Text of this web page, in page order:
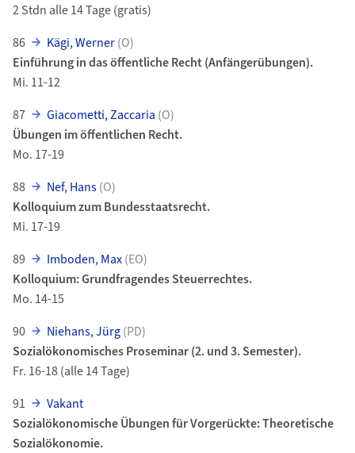
2 Stdn alle 14 Tage (gratis)
86
Kägi, Werner(O)
Einführung in das öffentliche Recht (Anfängerübungen).
Mi. 11-12
87
Giacometti, Zaccaria (O)
Übungen im öffentlichen Recht.
Mo. 17-19
88
Nef, Hans(O)
Kolloquium zum Bundesstaatsrecht.
Mi. 17-19
89
Imboden, Max(EO)
Kolloquium: Grundfragendes Steuerrechtes.
Mo. 14-15
90
Niehans, Jürg(PD)
Sozialökonomisches Proseminar (2. und 3. Semester).
Fr. 16-18 (alle 14 Tage)
91
Vakant
Sozialökonomische Übungen für Vorgerückte: Theoretische
Sozialökonomie.